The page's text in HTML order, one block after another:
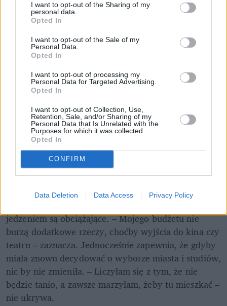
I want to opt-out of the Sharing of my
personal data.
Opted In
I want to opt-out of the Sale of my
Personal Data.
Opted In
I want to opt-out of processing my
Personal Data for Targeted Advertising.
Opted In
I want to opt-out of Collection, Use,
Retention, Sale, and/or Sharing of my
Personal Data that Is Unrelated with the
Purposes for which it was collected.
Opted In
CONFIRM
Data Deletion Data Access Privacy Policy
I dodaje: – Rodzice bardzo mocno mi pomagają.
Opłacają mieszkanie, dorzucają do wydatków na
jedzenie. Sama też chodzę jednak do pracy.
Kiedy pytam ogólnie o "studenckie życie" w stolicy,
jedzeniem są obciążające. – Mojego budżetu nie
burzą dodatkowe rzeczy, choćby wyjścia do kina czy
teatru – zaznacza. Jednocześnie zapewnia, że gdyby
miała znowu decydować o wyborze miasta i studiów,
nic by nie zmieniła. – Liczyłam się z tym, że nie
będzie tanio, a zawsze marzyłam, żeby tu mieszkać –
nie ukrywa.